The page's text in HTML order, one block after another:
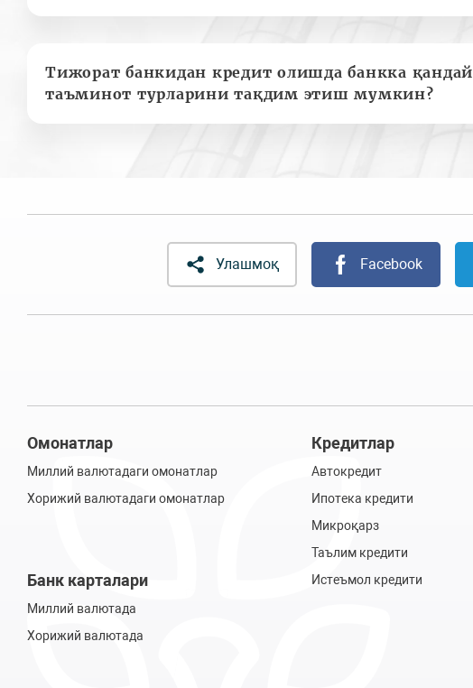
Тижорат банкидан кредит олишда банкка қандай
таъминот турларини тақдим этиш мумкин?
Улашмоқ Facebook
Омонатлар
Миллий валютадаги омонатлар
Хорижий валютадаги омонатлар
Банк карталари
Миллий валютада
Хорижий валютада
Кредитлар
Автокредит
Ипотека кредити
Микроқарз
Таълим кредити
Истеъмол кредити